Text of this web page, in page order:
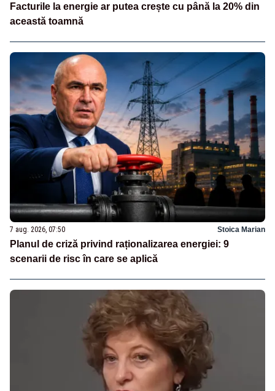
Facturile la energie ar putea crește cu până la 20% din
această toamnă
7 aug. 2026, 07:50 Stoica Marian
Planul de criză privind raționalizarea energiei: 9
scenarii de risc în care se aplică